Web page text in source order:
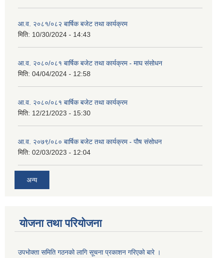
आ.व. २०८१/०८२ बार्षिक बजेट तथा कार्यक्रम
मिति: 10/30/2024 - 14:43
आ.व. २०८०/०८१ बार्षिक बजेट तथा कार्यक्रम - माघ संसोधन
मिति: 04/04/2024 - 12:58
आ.व. २०८०/०८१ बार्षिक बजेट तथा कार्यक्रम
मिति: 12/21/2023 - 15:30
आ.व. २०७९/०८० बार्षिक बजेट तथा कार्यक्रम - पौष संसोधन
मिति: 02/03/2023 - 12:04
अन्य
योजना तथा परियोजना
उपभोक्ता समिति गठनको लागि सूचना प्रकाशन गरिएको बारे ।